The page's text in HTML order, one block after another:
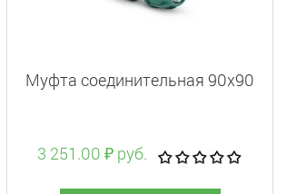
Муфта соединительная 90x90
3 251.00 ₽ руб.